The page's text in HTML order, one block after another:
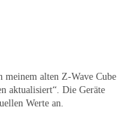
meinem alten Z-Wave Cube
aktualisiert“. Die Geräte
Werte an.